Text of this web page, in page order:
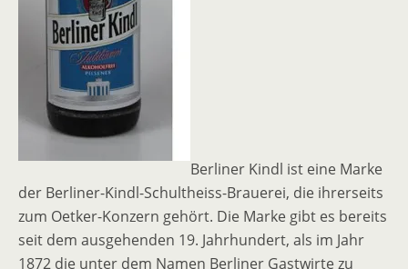
Berliner Kindl ist eine Marke
der Berliner-Kindl-Schultheiss-Brauerei, die ihrerseits
zum Oetker-Konzern gehört. Die Marke gibt es bereits
seit dem ausgehenden 19. Jahrhundert, als im Jahr
1872 die unter dem Namen Berliner Gastwirte zu